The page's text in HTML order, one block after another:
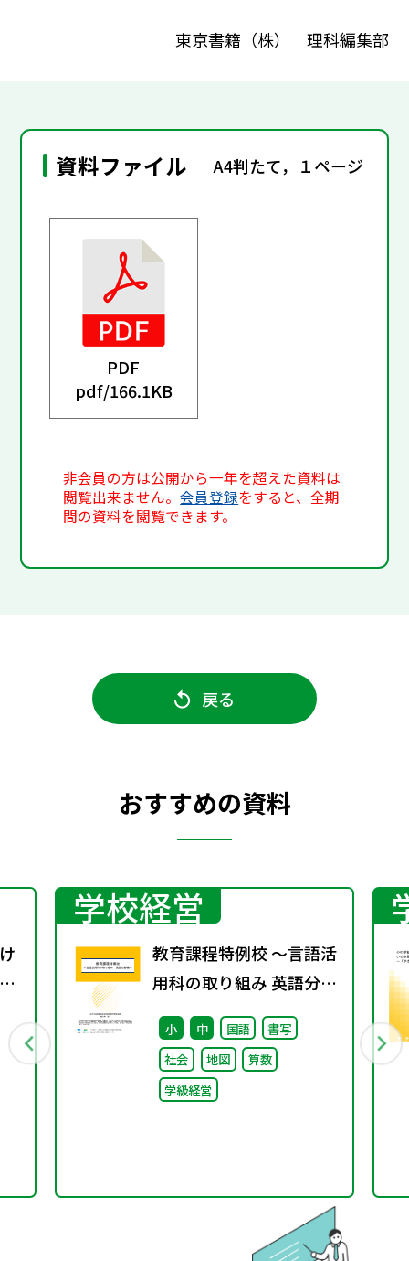
東京書籍（株） 理科編集部
資料ファイル A4判たて，１ページ
PDF
pdf/166.1KB
非会員の方は公開から一年を超えた資料は
閲覧出来ません。会員登録をすると、全期
間の資料を閲覧できます。
戻る
おすすめの資料
学校経営
教育課程特例校 ～言語活
用科の取り組み 英語分野
編～
小 中 国語
書写
社会
地図
算数
学級経営